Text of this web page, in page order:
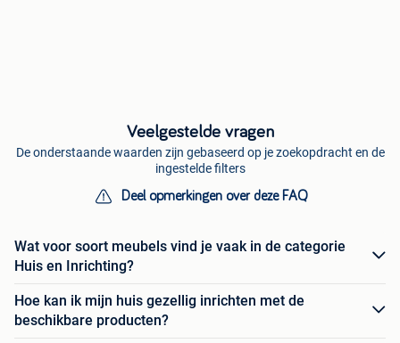
Veelgestelde vragen
De onderstaande waarden zijn gebaseerd op je zoekopdracht en de
ingestelde filters
Deel opmerkingen over deze FAQ
Wat voor soort meubels vind je vaak in de categorie
Huis en Inrichting?
Hoe kan ik mijn huis gezellig inrichten met de
beschikbare producten?